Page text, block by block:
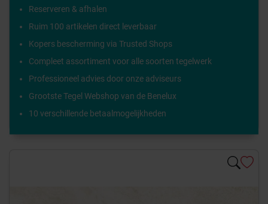
Reserveren & afhalen
Ruim 100 artikelen direct leverbaar
Kopers bescherming via Trusted Shops
Compleet assortiment voor alle soorten tegelwerk
Professioneel advies door onze adviseurs
Grootste Tegel Webshop van de Benelux
10 verschillende betaalmogelijkheden